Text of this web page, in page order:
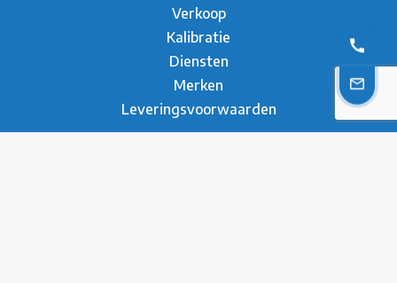
Verkoop
Kalibratie
Diensten
Merken
Leveringsvoorwaarden